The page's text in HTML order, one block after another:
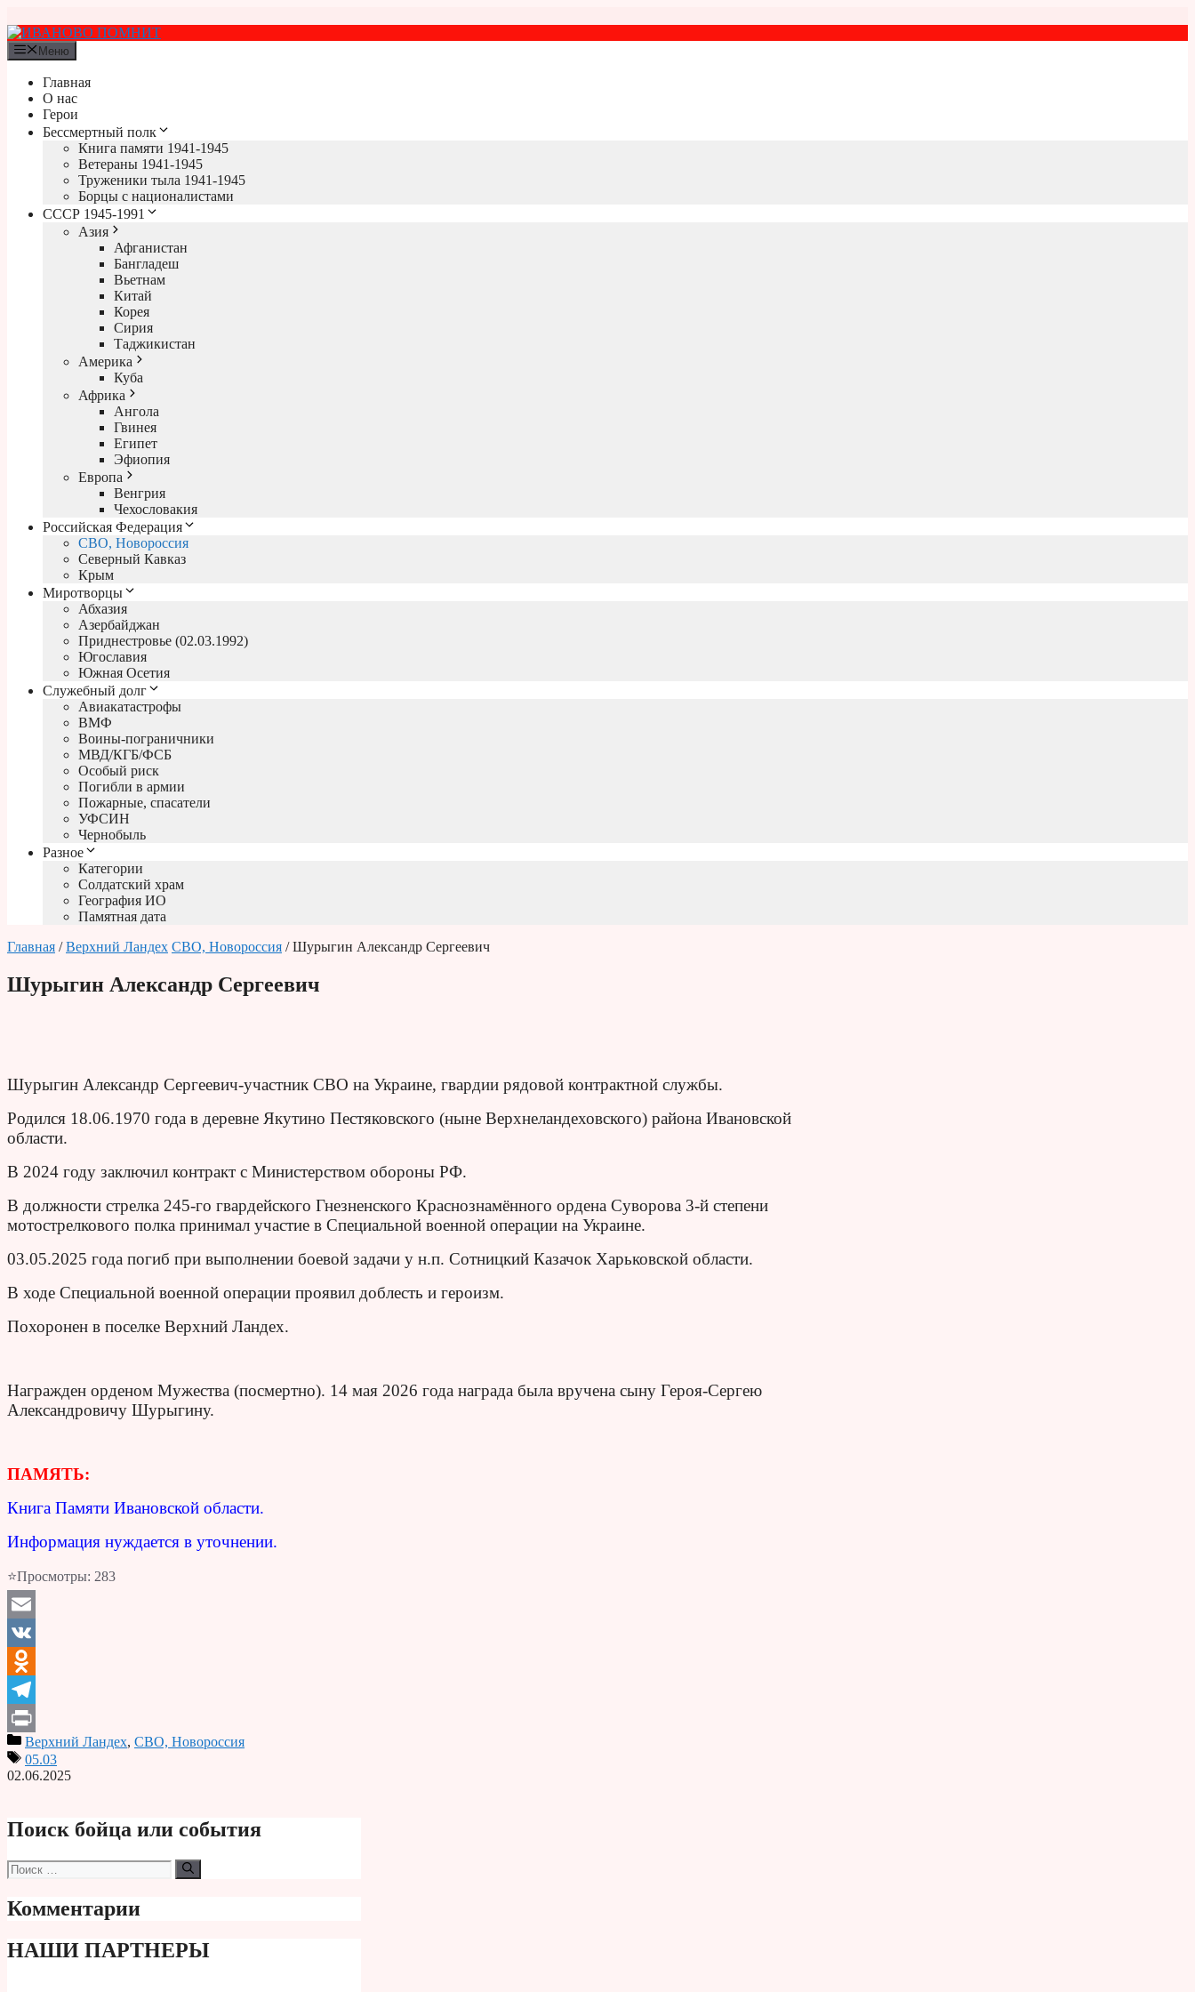
к
содержимому
Меню
Главная
О нас
Герои
Бессмертный полк
Книга памяти 1941-1945
Ветераны 1941-1945
Труженики тыла 1941-1945
Борцы с националистами
СССР 1945-1991
Азия
Афганистан
Бангладеш
Вьетнам
Китай
Корея
Сирия
Таджикистан
Америка
Куба
Африка
Ангола
Гвинея
Египет
Эфиопия
Европа
Венгрия
Чехословакия
Российская Федерация
СВО, Новороссия
Северный Кавказ
Крым
Миротворцы
Абхазия
Азербайджан
Приднестровье (02.03.1992)
Югославия
Южная Осетия
Служебный долг
Авиакатастрофы
ВМФ
Воины-пограничники
МВД/КГБ/ФСБ
Особый риск
Погибли в армии
Пожарные, спасатели
УФСИН
Чернобыль
Разное
Категории
Солдатский храм
География ИО
Памятная дата
Главная /Верхний Ландех СВО, Новороссия / Шурыгин Александр Сергеевич
Шурыгин Александр Сергеевич
Шурыгин Александр Сергеевич-участник СВО на Украине, гвардии рядовой контрактной службы.
Родился 18.06.1970 года в деревне Якутино Пестяковского (ныне Верхнеландеховского) района Ивановской
области.
В 2024 году заключил контракт с Министерством обороны РФ.
В должности стрелка 245-го гвардейского Гнезненского Краснознамённого ордена Суворова 3-й степени
мотострелкового полка принимал участие в Специальной военной операции на Украине.
03.05.2025 года погиб при выполнении боевой задачи у н.п. Сотницкий Казачок Харьковской области.
В ходе Специальной военной операции проявил доблесть и героизм.
Похоронен в поселке Верхний Ландех.
Награжден орденом Мужества (посмертно). 14 мая 2026 года награда была вручена сыну Героя-Сергею
Александровичу Шурыгину.
ПАМЯТЬ:
Книга Памяти Ивановской области.
Информация нуждается в уточнении.
⭐Просмотры: 283
Email
VK
Odnoklassniki
Telegram
PrintВерхний Ландех, СВО, Новороссия
05.03
02.06.2025
Поиск бойца или события
Поиск:
Комментарии
НАШИ ПАРТНЕРЫ